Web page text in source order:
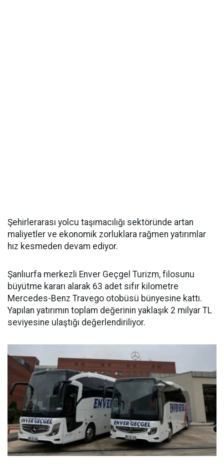
Şehirlerarası yolcu taşımacılığı sektöründe artan
maliyetler ve ekonomik zorluklara rağmen yatırımlar
hız kesmeden devam ediyor.
Şanlıurfa merkezli Enver Geçgel Turizm, filosunu
büyütme kararı alarak 63 adet sıfır kilometre
Mercedes-Benz Travego otobüsü bünyesine kattı.
Yapılan yatırımın toplam değerinin yaklaşık 2 milyar TL
seviyesine ulaştığı değerlendiriliyor.